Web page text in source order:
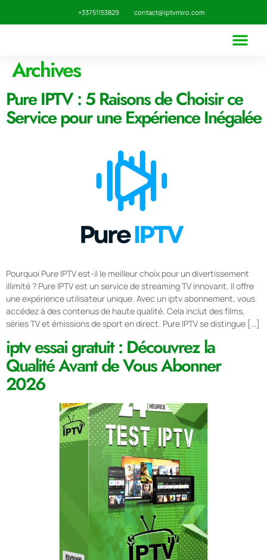
+33751153829 contact@iptvmiro.com
Archives
Pure IPTV : 5 Raisons de Choisir ce
Service pour une Expérience Inégalée
Pourquoi Pure IPTV est-il le meilleur choix pour un divertissement
illimité ? Pure IPTV est un service de streaming TV innovant. Il offre
une expérience utilisateur unique. Avec un iptv abonnement, vous
accédez à des contenus de haute qualité. Cela inclut des films,
séries TV et émissions de sport en direct. Pure IPTV se distingue […]
iptv essai gratuit : Découvrez la
Qualité Avant de Vous Abonner
2026